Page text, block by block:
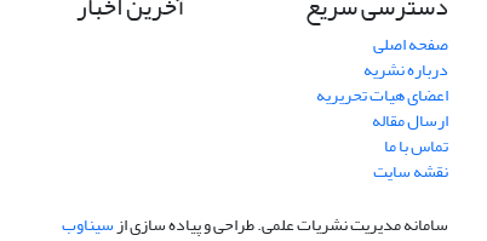
صفحه اصلی
درباره نشریه
اعضای هیات تحریریه
ارسال مقاله
تماس با ما
نقشه سایت
سامانه مدیریت نشریات علمی.طراحی و پیاده سازی ازسیناوب